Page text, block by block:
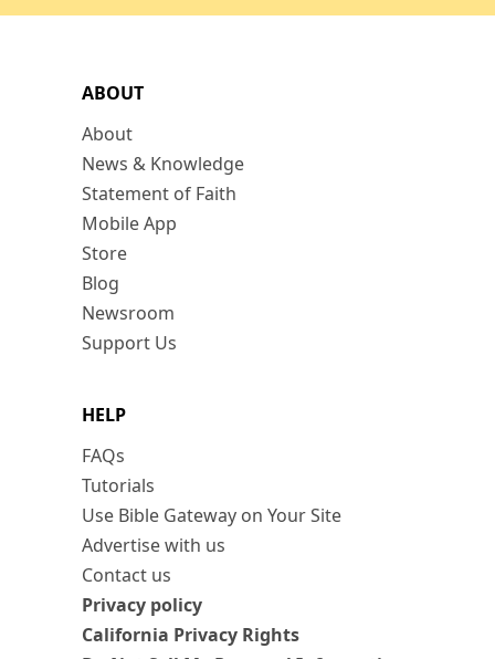
ABOUT
About
News & Knowledge
Statement of Faith
Mobile App
Store
Blog
Newsroom
Support Us
HELP
FAQs
Tutorials
Use Bible Gateway on Your Site
Advertise with us
Contact us
Privacy policy
California Privacy Rights